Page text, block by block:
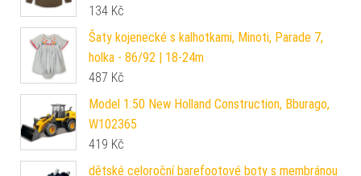
134 Kč
Šaty kojenecké s kalhotkami, Minoti, Parade 7,
holka - 86/92 | 18-24m
487 Kč
Model 1:50 New Holland Construction, Bburago,
W102365
419 Kč
dětské celoroční barefootové boty s membránou